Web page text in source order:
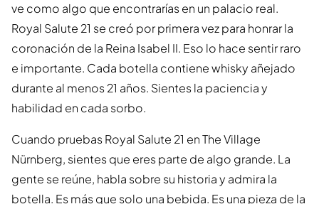
ve como algo que encontrarías en un palacio real.
Royal Salute 21 se creó por primera vez para honrar la
coronación de la Reina Isabel II. Eso lo hace sentir raro
e importante. Cada botella contiene whisky añejado
durante al menos 21 años. Sientes la paciencia y
habilidad en cada sorbo.
Cuando pruebas Royal Salute 21 en The Village
Nürnberg, sientes que eres parte de algo grande. La
gente se reúne, habla sobre su historia y admira la
botella. Es más que solo una bebida. Es una pieza de la